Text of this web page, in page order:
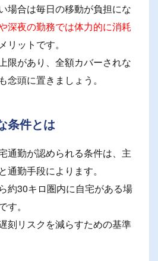
場合は毎日の移動が負担にな
深夜の勤務では体力的に消耗
リットです。
限があり、全額カバーされな
念頭に置きましょう。
条件とは
通勤が認められる条件は、主
通勤手段によります。
約30キロ圏内に自宅がある場
。
刻リスクを減らすための基準